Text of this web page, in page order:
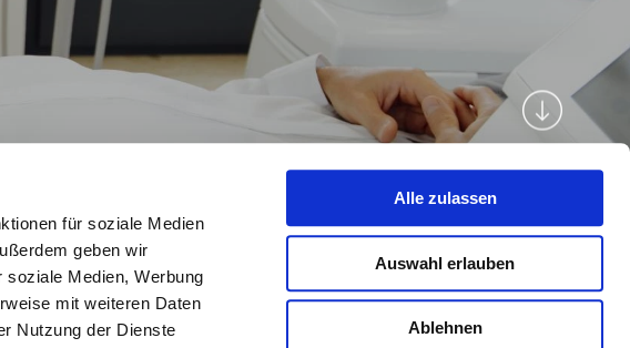
für soziale Medien
geben wir
Medien, Werbung
mit weiteren Daten
Nutzung der Dienste
Alle zulassen
Auswahl erlauben
Ablehnen